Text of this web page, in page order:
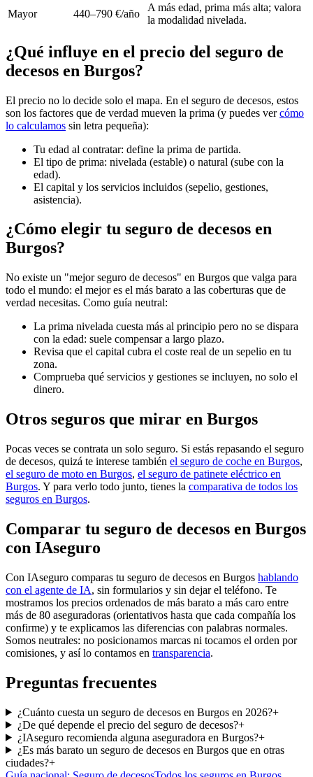
Mayor
440–790 €/año
A más edad, prima más alta; valora
la modalidad nivelada.
¿Qué influye en el precio del seguro de
decesos en Burgos?
El precio no lo decide solo el mapa. En el seguro de decesos, estos
son los factores que de verdad mueven la prima (y puedes vercómo
lo calculamos sin letra pequeña):
Tu edad al contratar: define la prima de partida.
El tipo de prima: nivelada (estable) o natural (sube con la
edad).
El capital y los servicios incluidos (sepelio, gestiones,
asistencia).
¿Cómo elegir tu seguro de decesos en
Burgos?
No existe un "mejor seguro de decesos" en Burgos que valga para
todo el mundo: el mejor es el más barato a las coberturas que de
verdad necesitas. Como guía neutral:
La prima nivelada cuesta más al principio pero no se dispara
con la edad: suele compensar a largo plazo.
Revisa que el capital cubra el coste real de un sepelio en tu
zona.
Comprueba qué servicios y gestiones se incluyen, no solo el
dinero.
Otros seguros que mirar en Burgos
Pocas veces se contrata un solo seguro. Si estás repasando el seguro
de decesos, quizá te interese también el seguro de coche en Burgos,
el seguro de moto en Burgos, el seguro de patinete eléctrico en
Burgos. Y para verlo todo junto, tienes la comparativa de todos los
seguros en Burgos.
Comparar tu seguro de decesos en Burgos
con IAseguro
Con IAseguro comparas tu seguro de decesos en Burgos hablando
con el agente de IA, sin formularios y sin dejar el teléfono. Te
mostramos los precios ordenados de más barato a más caro entre
más de 80 aseguradoras (orientativos hasta que cada compañía los
confirme) y te explicamos las diferencias con palabras normales.
Somos neutrales: no posicionamos marcas ni tocamos el orden por
comisiones, y así lo contamos en transparencia.
Preguntas frecuentes
¿Cuánto cuesta un seguro de decesos en Burgos en 2026?+
¿De qué depende el precio del seguro de decesos?+
¿IAseguro recomienda alguna aseguradora en Burgos?+
¿Es más barato un seguro de decesos en Burgos que en otras
ciudades?+